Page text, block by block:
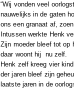
“Wij vonden veel
nauwelijks in de gaten
ons een granaat af,
Intussen werkte Henk
Zijn moeder bleef tot op
daar woont hij nu zelf.
Henk zelf kreeg vier
der jaren bleef zijn
laatste jaren in de